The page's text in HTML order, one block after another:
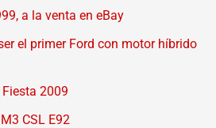
a la venta en eBay
el primer Ford con motor híbrido
2009
CSL E92